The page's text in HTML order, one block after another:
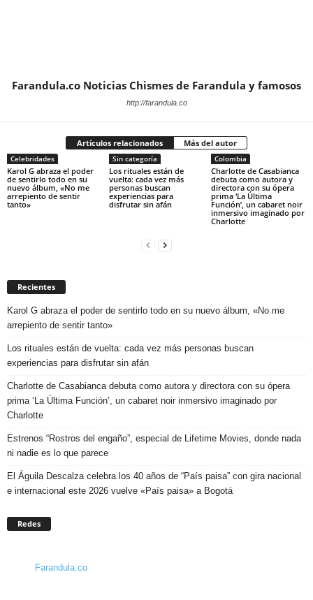
Farandula.co Noticias Chismes de Farandula y famosos
http://farandula.co
Artículos relacionados Más del autor
Celebridades
Karol G abraza el poder
de sentirlo todo en su
nuevo álbum, «No me
arrepiento de sentir
tanto»
Sin categoría
Los rituales están de
vuelta: cada vez más
personas buscan
experiencias para
disfrutar sin afán
Colombia
Charlotte de Casabianca
debuta como autora y
directora con su ópera
prima ‘La Última
Función’, un cabaret noir
inmersivo imaginado por
Charlotte
Recientes
Karol G abraza el poder de sentirlo todo en su nuevo álbum, «No me
arrepiento de sentir tanto»
Los rituales están de vuelta: cada vez más personas buscan
experiencias para disfrutar sin afán
Charlotte de Casabianca debuta como autora y directora con su ópera
prima ‘La Última Función’, un cabaret noir inmersivo imaginado por
Charlotte
Estrenos “Rostros del engaño”, especial de Lifetime Movies, donde nada
ni nadie es lo que parece
El Águila Descalza celebra los 40 años de “País paisa” con gira nacional
e internacional este 2026 vuelve «País paisa» a Bogotá
Redes
Farandula.co